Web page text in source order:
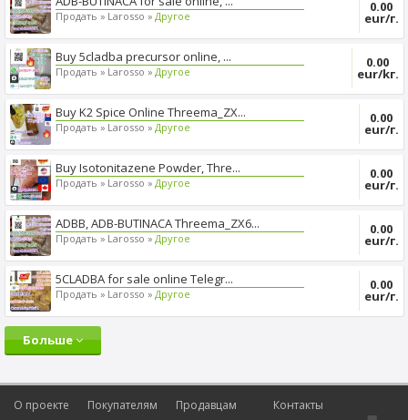
Продать » Larosso » Другое
0.00
eur/г.
Buy 5cladba precursor online, ...
Продать » Larosso » Другое
0.00
eur/kг.
Buy K2 Spice Online Threema_ZX...
Продать » Larosso » Другое
0.00
eur/г.
Buy Isotonitazene Powder, Thre...
Продать » Larosso » Другое
0.00
eur/г.
ADBB, ADB-BUTINACA Threema_ZX6...
Продать » Larosso » Другое
0.00
eur/г.
5CLADBA for sale online Telegr...
Продать » Larosso » Другое
0.00
eur/г.
Больше
О проекте Покупателям Продавцам Контакты